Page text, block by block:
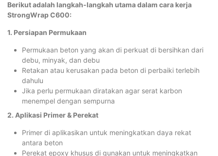
Berikut adalah langkah-langkah utama dalam cara kerja
StrongWrap C600:
1. Persiapan Permukaan
Permukaan beton yang akan di perkuat di bersihkan dari
debu, minyak, dan debu
Retakan atau kerusakan pada beton di perbaiki terlebih
dahulu
Jika perlu permukaan diratakan agar serat karbon
menempel dengan sempurna
2. Aplikasi Primer & Perekat
Primer di aplikasikan untuk meningkatkan daya rekat
antara beton
Perekat epoxy khusus di gunakan untuk meningkatkan